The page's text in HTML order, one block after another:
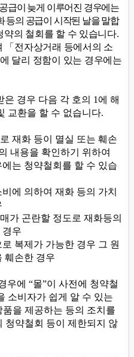
급이 늦게 이루어진 경우에는
등의 공급이 시작된 날을 말합
약의 철회를 할 수 있습니다.
「 전자상거래 등에서의 소
에 달리 정함이 있는 경우에는
경우 다음 각 호의 1 에 해
교환을 할 수 없습니다.
재화 등이 멸실 또는 훼손
내용을 확인하기 위하여
는 청약철회를 할 수 있습
에 의하여 재화 등의 가치
가 곤란할 정도로 재화등의
경우
복제가 가능한 경우 그 원
훼손한 경우
우에 “몰”이 사전에 청약철
소비자가 쉽게 알 수 있는
을 제공하는 등의 조치를
청약철회 등이 제한되지 않